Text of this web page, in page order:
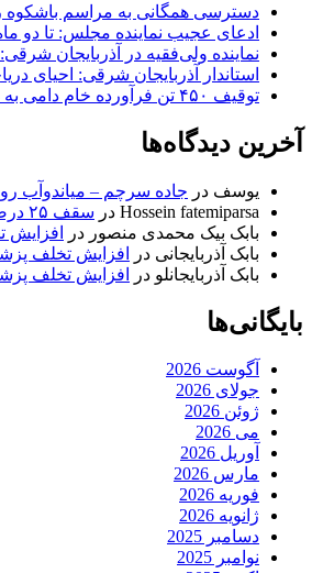
دسترسی همگانی به مراسم باشکوه
ادعای عجیب نماینده مجلس: تا دو
نماینده ولی‌فقیه در آذربایجان
استاندار آذربایجان شرقی: احیای
توقیف ۴۵۰ تن فرآورده خام دامی به دلیل رعایت نکردن ضوابط بهداشتی
آخرین دیدگاه‌ها
یوسف در جاده سرچم – میاندوآب
Hossein fatemiparsa در سقف ۲۵ درصدی افزایش اجاره‌بها در آذربایجان شرقی اجرا می‌شود
بابک بیک محمدی منصور در
افزایش
بابک آذربایجانی در
افزایش تخلف
بابک آذربایجانلو در افزایش تخلف
بایگانی‌ها
آگوست 2026
جولای 2026
ژوئن 2026
می 2026
آوریل 2026
مارس 2026
فوریه 2026
ژانویه 2026
دسامبر 2025
نوامبر 2025